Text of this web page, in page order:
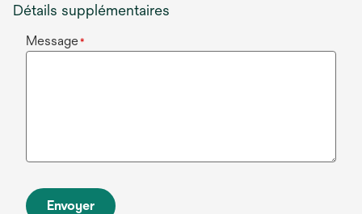
Détails supplémentaires
Message*
Envoyer